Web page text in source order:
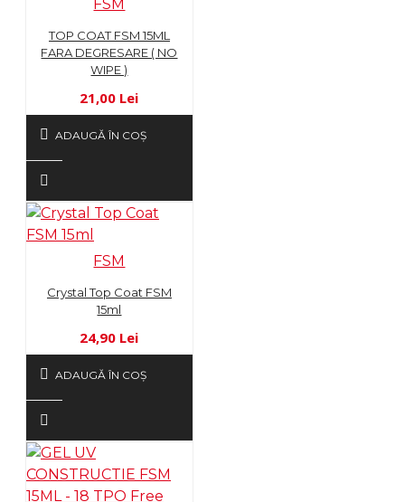
FSM
TOP COAT FSM 15ML
FARA DEGRESARE ( NO
WIPE )
21,00 Lei
ADAUGĂ ÎN COŞ
FSM
Crystal Top Coat FSM
15ml
24,90 Lei
ADAUGĂ ÎN COŞ